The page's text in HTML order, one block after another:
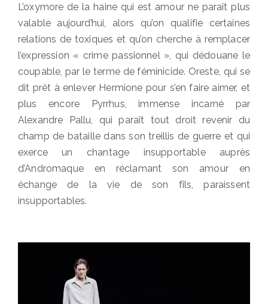
L’oxymore de la haine qui est amour ne paraît plus
valable aujourd’hui, alors qu’on qualifie certaines
relations de toxiques et qu’on cherche à remplacer
l’expression « crime passionnel », qui dédouane le
coupable, par le terme de féminicide. Oreste, qui se
dit prêt à enlever Hermione pour s’en faire aimer, et
plus encore Pyrrhus, immense incarné par
Alexandre Pallu, qui paraît tout droit revenir du
champ de bataille dans son treillis de guerre et qui
exerce un chantage insupportable auprès
d’Andromaque en réclamant son amour en
échange de la vie de son fils, paraissent
insupportables.